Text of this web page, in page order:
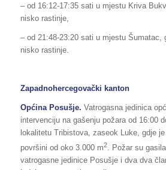
– od 16:12-17:35 sati u mjestu Kriva
nisko rastinje,
– od 21:48-23:20 sati u mjestu Šumatac,
nisko rastinje.
Zapadnohercegovački kanton
Općina Posušje. Vatrogasna jedinica
intervenciju na gašenju požara od 16:00
lokalitetu Tribistova, zaseok Luke, gdje
površini od oko 3.000 m2. Požar su
vatrogasne jedinice Posušje i dva dva